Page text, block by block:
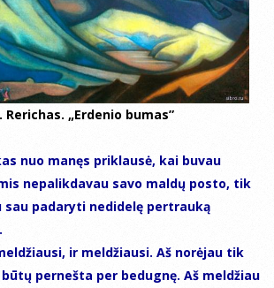
Rerichas. „Erdenio bumas”
nuo manęs priklausė, kai buvau
nepalikdavau savo maldų posto, tik
padaryti nedidelę pertrauką
ir meldžiausi. Aš norėjau tik
pernešta per bedugnę. Aš meldžiau